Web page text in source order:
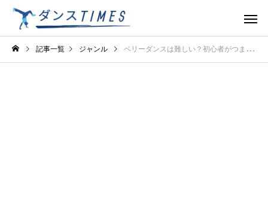
記事一覧 ジャンル ベリーダンスは難しい？初心者がつまずきやすいポイントと練習法を解説